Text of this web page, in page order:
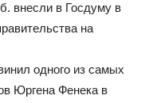
внесли в Госдуму в
на
одного из самых
Юргена Фенека в